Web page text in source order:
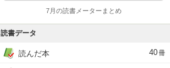
7月の読書メーターまとめ
読書データ
読んだ本 40冊